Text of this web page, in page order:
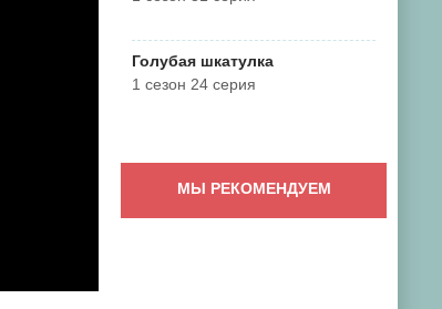
Голубая шкатулка
1 сезон 24 серия
МЫ РЕКОМЕНДУЕМ